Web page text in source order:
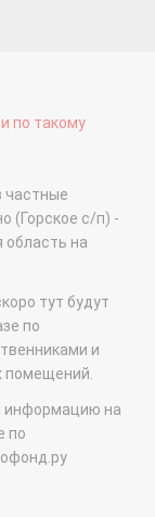
по такому
частные
(Горское с/п) -
на
тут будут
по
и
помещений.
информацию на
по